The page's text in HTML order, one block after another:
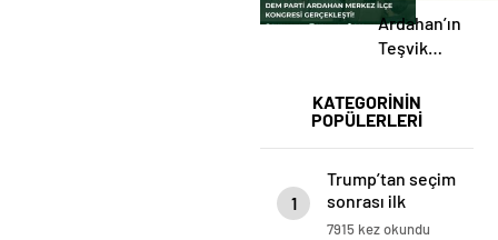
KATEGORİNİN
POPÜLERLERİ
1
Trump’tan seçim
sonrası ilk
mülakat
7915 kez okundu
Ardahan’ın
Teşvik